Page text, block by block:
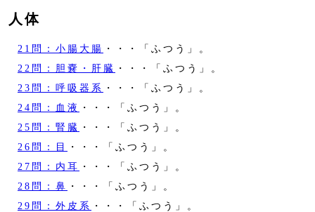
人体
21問：小腸大腸 ・・・「ふつう」。
22問：胆嚢・肝臓
・・・「ふつう」。
23問：呼吸器系
・・・「ふつう」。
24問：血液
・・・「ふつう」。
25問：腎臓
・・・「ふつう」。
26問：目
・・・「ふつう」。
27問：内耳 ・・・「ふつう」。
28問：鼻 ・・・「ふつう」。
29問：外皮系
・・・「ふつう」。